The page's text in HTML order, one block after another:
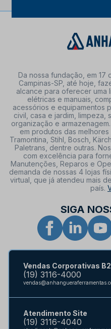
Da nossa fundação, em
Campinas-SP, até hoje,
alcance para oferecer uma
elétricas e manuais,
acessórios e equipamentos
civil, casa e jardim, limpeza,
organização e
em produtos das melhores
Tramontina, Stihl, Bosch,
Paletrans, dentre outras.
com excelência para
Manutenções, Reparos e
demanda de nossas 4 lojas
virtual, que já atendeu mais
país.
SIGA
Vendas Corporativas
(19) 3116-4000
Atendimento Site
(19) 3116-4040